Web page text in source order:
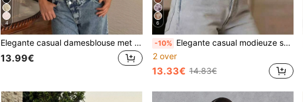
4
Elegante casual damesblouse met diepe V-hals, capmouwen en lichte transparantie - knopen aan de voorkant, verfijnde kanten patchwork, jacquardmateriaal, wit, zomer
13.99€
6
-10% Elegante casual modieuze sexy mouwloze top met diepe V-hals voor dames - lichtgewicht geborduurd mesh-stof, knoopsluiting aan de voorkant, diepe V-hals, mouwloos, losse pasvorm, niet-rekbaar
2 over
13.33€ 14.83€